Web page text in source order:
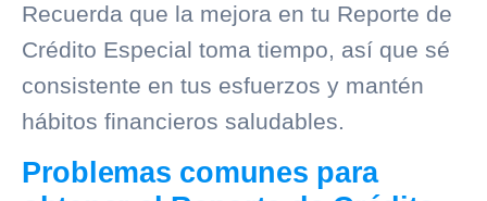
Recuerda que la mejora en tu Reporte de
Crédito Especial toma tiempo, así que sé
consistente en tus esfuerzos y mantén
hábitos financieros saludables.
Problemas comunes para